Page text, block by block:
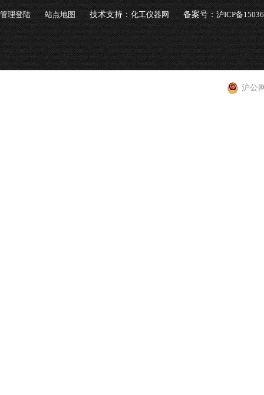
管理登陆 站点地图 技术支持：化工仪器网 备案号：沪ICP备
沪公